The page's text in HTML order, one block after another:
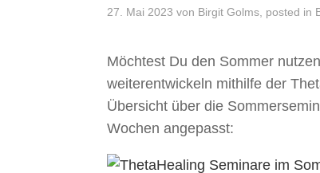
27. Mai 2023 von Birgit Golms, posted in
Möchtest Du den Sommer
weiterentwickeln mithilfe der
Übersicht über die
Wochen angepasst: